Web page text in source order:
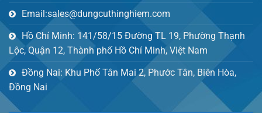
Email:sales@dungcuthinghiem.com
Hồ Chí Minh: 141/58/15 Đường TL 19, Phường Thạnh
Lộc, Quận 12, Thành phố Hồ Chí Minh, Việt Nam
Đồng Nai: Khu Phố Tân Mai 2, Phước Tân, Biên Hòa,
Đồng Nai